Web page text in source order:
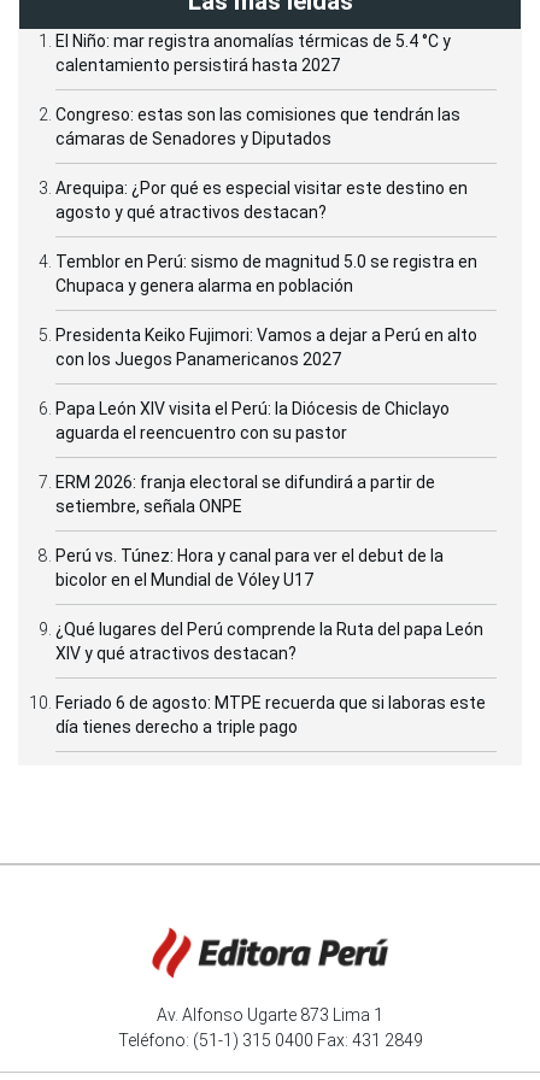
El Niño: mar registra anomalías térmicas de 5.4 °C y
calentamiento persistirá hasta 2027
Congreso: estas son las comisiones que tendrán las
cámaras de Senadores y Diputados
Arequipa: ¿Por qué es especial visitar este destino en
agosto y qué atractivos destacan?
Temblor en Perú: sismo de magnitud 5.0 se registra en
Chupaca y genera alarma en población
Presidenta Keiko Fujimori: Vamos a dejar a Perú en alto
con los Juegos Panamericanos 2027
Papa León XIV visita el Perú: la Diócesis de Chiclayo
aguarda el reencuentro con su pastor
ERM 2026: franja electoral se difundirá a partir de
setiembre, señala ONPE
Perú vs. Túnez: Hora y canal para ver el debut de la
bicolor en el Mundial de Vóley U17
¿Qué lugares del Perú comprende la Ruta del papa León
XIV y qué atractivos destacan?
Feriado 6 de agosto: MTPE recuerda que si laboras este
día tienes derecho a triple pago
Av. Alfonso Ugarte 873 Lima 1
Teléfono: (51-1) 315 0400 Fax: 431 2849